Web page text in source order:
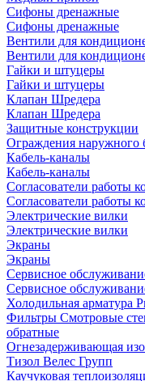
Сифоны дренажные
Сифоны дренажные
Вентили для
Вентили для
Гайки и штуцеры
Гайки и штуцеры
Клапан Шредера
Клапан Шредера
Защитные конструкции
Ограждения наружного
Кабель-каналы
Кабель-каналы
Согласователи работы
Согласователи работы
Электрические вилки
Электрические вилки
Экраны
Экраны
Сервисное
Сервисное
Холодильная арматура
Фильтры Смотровые
обратные
Огнезадерживающая
Тизол Велес Групп
Каучуковая